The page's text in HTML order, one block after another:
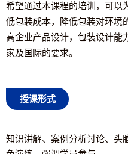
希望通过本课程的培训，可以
低包装成本，降低包装对环境
高企业产品设计，包装设计能
家及国际的要求。
授课形式
知识讲解、案例分析讨论、头